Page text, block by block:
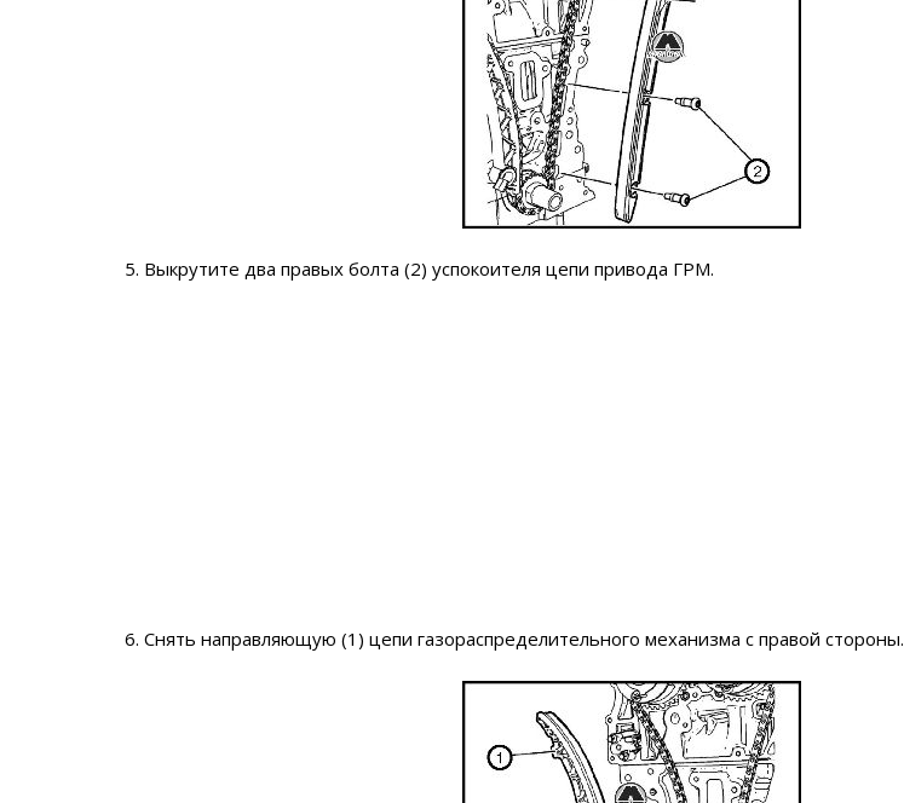
5. Выкрутите два правых болта (2) успокоителя цепи привода ГРМ.
6. Снять направляющую (1) цепи газораспределительного механизма с правой стороны.